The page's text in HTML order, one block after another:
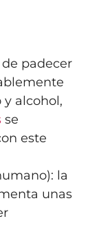
padecer
alcohol,
se
este
la
unas